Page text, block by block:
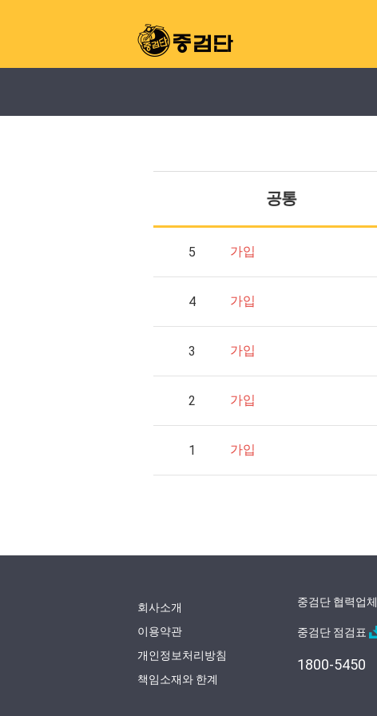
공통
5 가입
4 가입
3 가입
2 가입
1 가입
회사소개
이용약관
개인정보처리방침
책임소재와 한계
중검단 협력업체
중검단 점검표
1800-5450